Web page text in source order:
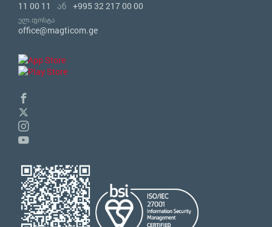
11 00 11 ან +995 32 217 00 00
ელ.ფოსტა
office@magticom.ge